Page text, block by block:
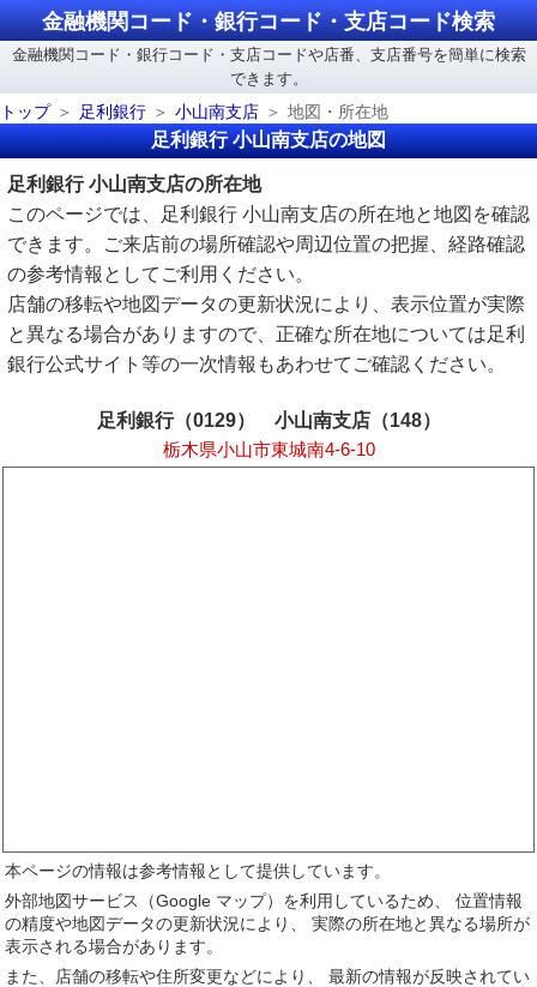
金融機関コード・銀行コード・支店コード検索
金融機関コード・銀行コード・支店コードや店番、支店番号を簡単に検索
できます。
トップ
足利銀行 小山南支店 地図・所在地
足利銀行 小山南支店の地図
足利銀行 小山南支店の所在地
このページでは、足利銀行 小山南支店の所在地と地図を確認
できます。ご来店前の場所確認や周辺位置の把握、経路確認
の参考情報としてご利用ください。
店舗の移転や地図データの更新状況により、表示位置が実際
と異なる場合がありますので、正確な所在地については足利
銀行公式サイト等の一次情報もあわせてご確認ください。
足利銀行（0129） 小山南支店（148）
栃木県小山市東城南4-6-10
本ページの情報は参考情報として提供しています。
外部地図サービス（Google マップ）を利用しているため、 位置情報
の精度や地図データの更新状況により、 実際の所在地と異なる場所が
表示される場合があります。
また、店舗の移転や住所変更などにより、 最新の情報が反映されてい